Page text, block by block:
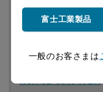
NSR-3B-754V-R S
NSR-3B-754V-L S
NSR-3B-904V-R BK
富士工業製品
一般のお客さまは